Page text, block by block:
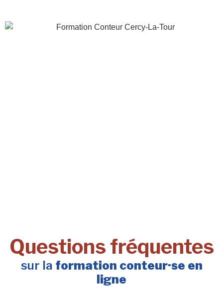
Questions fréquentes
sur la formation conteur·se en
ligne